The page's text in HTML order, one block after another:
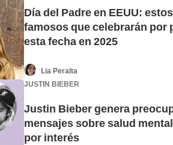
Día del Padre en EEUU:
famosos que celebrarán por
esta fecha en 2025
Lia Peralta
JUSTIN BIEBER
Justin Bieber genera
mensajes sobre salud
por interés